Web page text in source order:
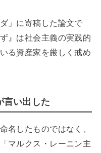
」に寄稿した論文で
』は社会主義の実践的
る資産家を厳しく戒め
言い出した
名したものではなく、
マルクス・レーニン主